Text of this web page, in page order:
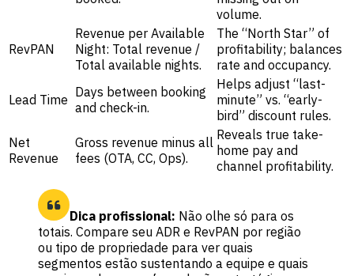
volume.
RevPAN
Revenue per Available
Night: Total revenue /
Total available nights.
The “North Star” of
profitability; balances
rate and occupancy.
Lead Time Days between booking
and check-in.
Helps adjust “last-
minute” vs. “early-
bird” discount rules.
Net
Revenue
Gross revenue minus all
fees (OTA, CC, Ops).
Reveals true take-
home pay and
channel profitability.
Dica profissional: Não olhe só para os
totais. Compare seu ADR e RevPAN por região
ou tipo de propriedade para ver quais
segmentos estão sustentando a equipe e quais